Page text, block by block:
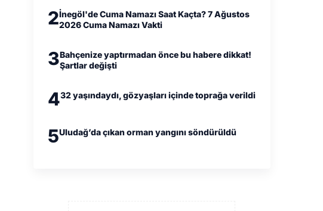
2İnegöl'de Cuma Namazı Saat Kaçta? 7 Ağustos
2026 Cuma Namazı Vakti
3Bahçenize yaptırmadan önce bu habere dikkat!
Şartlar değişti
432 yaşındaydı, gözyaşları içinde toprağa verildi
5Uludağ’da çıkan orman yangını söndürüldü